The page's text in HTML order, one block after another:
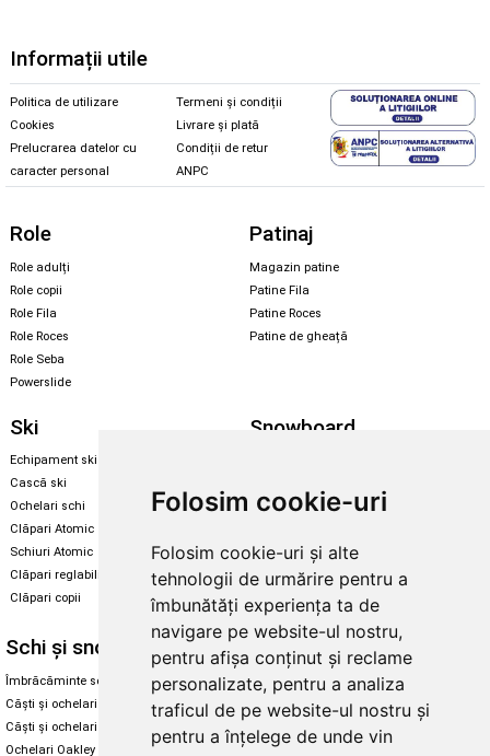
Folosim cookie-uri
Folosim cookie-uri și alte
tehnologii de urmărire pentru a
îmbunătăți experiența ta de
navigare pe website-ul nostru,
pentru afișa conținut și reclame
personalizate, pentru a analiza
traficul de pe website-ul nostru și
pentru a înțelege de unde vin
Informații utile
Politica de utilizare
Cookies
Prelucrarea datelor cu
caracter personal
Termeni și condiții
Livrare și plată
Condiții de retur
ANPC
Role
Role adulți
Role copii
Role Fila
Role Roces
Role Seba
Powerslide
Patinaj
Magazin patine
Patine Fila
Patine Roces
Patine de gheață
Ski
Echipament ski
Cască ski
Ochelari schi
Clăpari Atomic
Schiuri Atomic
Clăpari reglabili
Clăpari copii
Snowboard
Legături Rome SDS
Skate & longboard
Santa Cruz
Enuff Skateboards
Schi și snowboard
Îmbrăcăminte schi și snowboard
Căști și ochelari de iarnă
Căști și ochelari Alpina
Ochelari Oakley
Diverse
Cum aleg rolele
Cum aleg ochelarii
Ochelari de soare Oakley
Ochelari de soare Alpina